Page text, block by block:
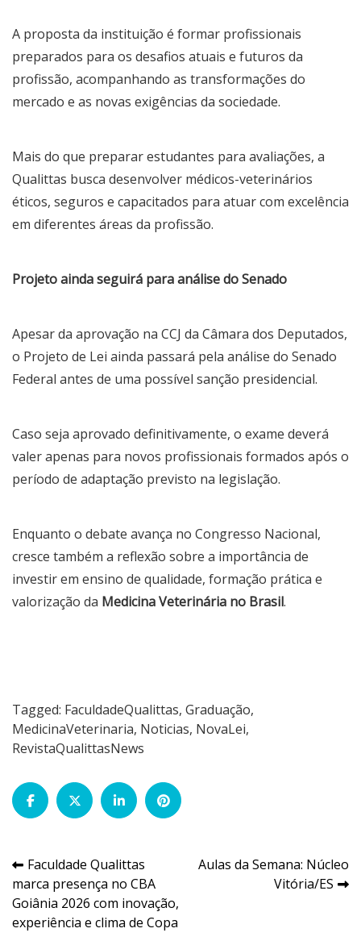
A proposta da instituição é formar profissionais
preparados para os desafios atuais e futuros da
profissão, acompanhando as transformações do
mercado e as novas exigências da sociedade.
Mais do que preparar estudantes para avaliações, a
Qualittas busca desenvolver médicos-veterinários
éticos, seguros e capacitados para atuar com excelência
em diferentes áreas da profissão.
Projeto ainda seguirá para análise do Senado
Apesar da aprovação na CCJ da Câmara dos Deputados,
o Projeto de Lei ainda passará pela análise do Senado
Federal antes de uma possível sanção presidencial.
Caso seja aprovado definitivamente, o exame deverá
valer apenas para novos profissionais formados após o
período de adaptação previsto na legislação.
Enquanto o debate avança no Congresso Nacional,
cresce também a reflexão sobre a importância de
investir em ensino de qualidade, formação prática e
valorização da Medicina Veterinária no Brasil.
Tagged: FaculdadeQualittas, Graduação,
MedicinaVeterinaria, Noticias, NovaLei,
RevistaQualittasNews
Navegação
de
Post
Faculdade Qualittas
marca presença no CBA
Goiânia 2026 com inovação,
experiência e clima de Copa
Aulas da Semana: Núcleo
Vitória/ES